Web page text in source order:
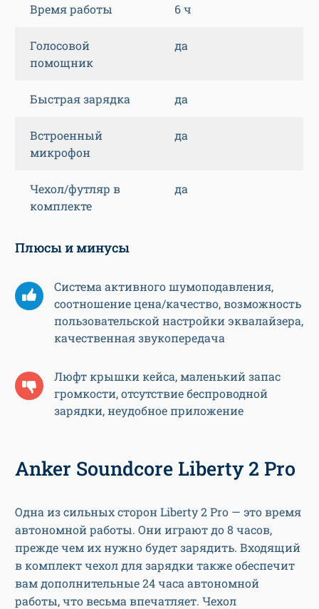
Время работы 6 ч
Голосовой
помощник
да
Быстрая зарядка да
Встроенный
микрофон
да
Чехол/футляр в
комплекте
да
Плюсы и минусы
Система активного шумоподавления,
соотношение цена/качество, возможность
пользовательской настройки эквалайзера,
качественная звукопередача
Люфт крышки кейса, маленький запас
громкости, отсутствие беспроводной
зарядки, неудобное приложение
Anker Soundcore Liberty 2 Pro
Одна из сильных сторон Liberty 2 Pro — это время
автономной работы. Они играют до 8 часов,
прежде чем их нужно будет зарядить. Входящий
в комплект чехол для зарядки также обеспечит
вам дополнительные 24 часа автономной
работы, что весьма впечатляет. Чехол